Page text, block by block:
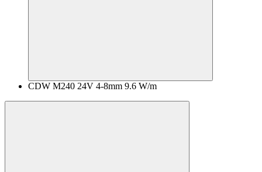
CDW M240 24V 4-8mm 9.6 W/m